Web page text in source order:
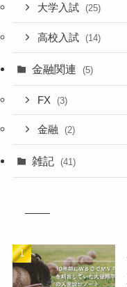
大学入試 (25)
高校入試 (14)
金融関連 (5)
FX (3)
金融 (2)
雑記 (41)